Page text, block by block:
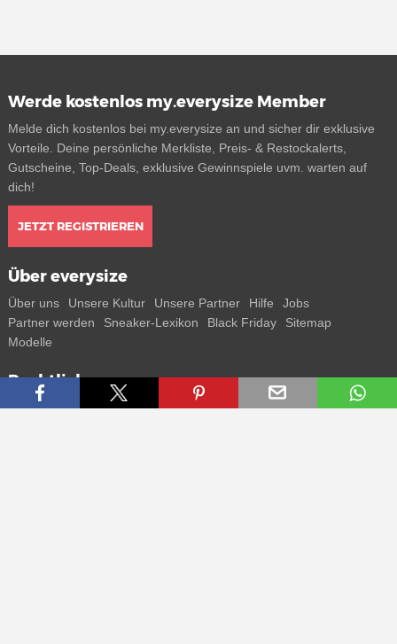
Werde kostenlos my.everysize Member
Melde dich kostenlos bei my.everysize an und sicher dir exklusive
Vorteile. Deine persönliche Merkliste, Preis- & Restockalerts,
Gutscheine, Top-Deals, exklusive Gewinnspiele uvm. warten auf
dich!
JETZT REGISTRIEREN
Über everysize
Über uns Unsere Kultur Unsere Partner Hilfe
Jobs
Partner werden
Sneaker-Lexikon Black Friday
Sitemap
Modelle
Rechtliches
AGB Datenschutz Impressum Kontakt